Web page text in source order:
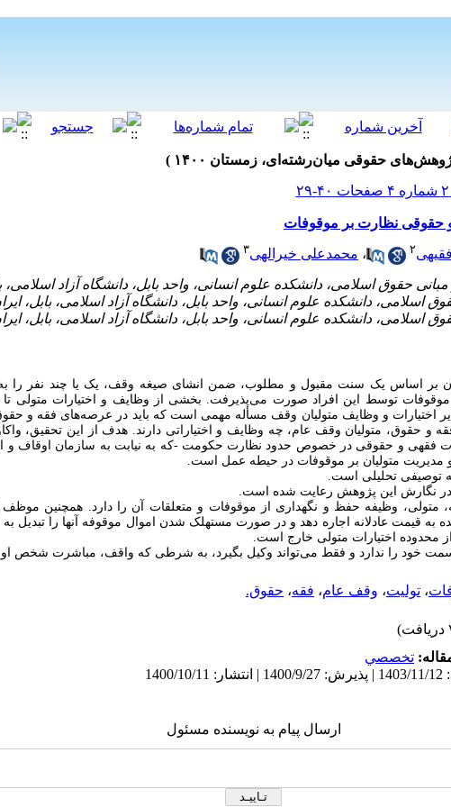
حقوقی نظارت بر موقوفات
۲ ، محمدعلی خیرالهی۳
بر اساس یک سنت مقبول و مطلوب، ضمن انشای صیغه وقف، یک یا چند نفر را
توسط این افراد صورت می‌پذیرفت. بخشی از وظایف و اختیارات متولی
اختیارات و وظایف متولیان وقف مسأله مهمی است که باید در عرصه‌های فقه و حقوق
و حقوق، متولیان وقف عام، چه وظایف و اختیاراتی دارند. هدف از این تحقیق،
فقهی و حقوقی در خصوص حدود نظارت حکومت -که به نیابت به سازمان اوقاف و
مدیریت متولیان بر موقوفات در حیطه عمل است.
توصیفی تحلیلی است.
در نگارش این پژوهش رعایت شده است.
متولی، وظیفه حفظ و نگهداری از موقوفات و متعلقات آن را دارد. همچنین
قیمت عادلانه اجاره دهد و در صورت مستهلک شدن اموال موقوفه آنها را تبدیل به
محدوده اختیارات متولی خارج است.
خود را ندارد و فقط می‌تواند وکیل بگیرد، به شرطی که واقف، مباشرت شخص
، تولیت، وقف عام، فقه، حقوق.
تخصصي
ارسال پیام به نویسنده مسئول